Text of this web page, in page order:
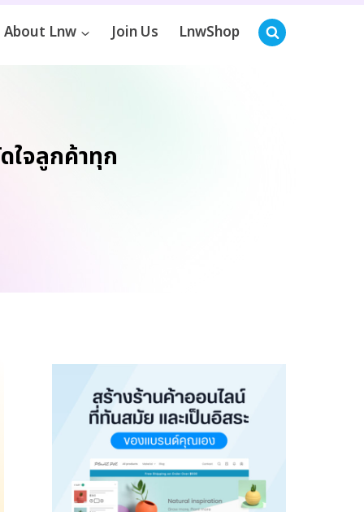
About Lnw Join Us LnwShop
ใจลูกค้าทุก